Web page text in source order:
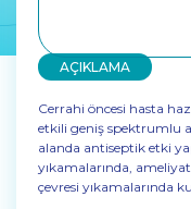
AÇIKLAMA
Cerrahi öncesi hasta
etkili geniş spektrumlu
alanda antiseptik etki
yıkamalarında,
çevresi yıkamalarında